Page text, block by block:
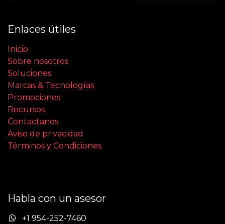
Enlaces útiles
Inicio
Sobre nosotros
Soluciones
Marcas & Tecnologías
Promociones
Recursos
Contactanos
Aviso de privacidad
Términos y Condiciones
Habla con un asesor
+1 954-252-7460